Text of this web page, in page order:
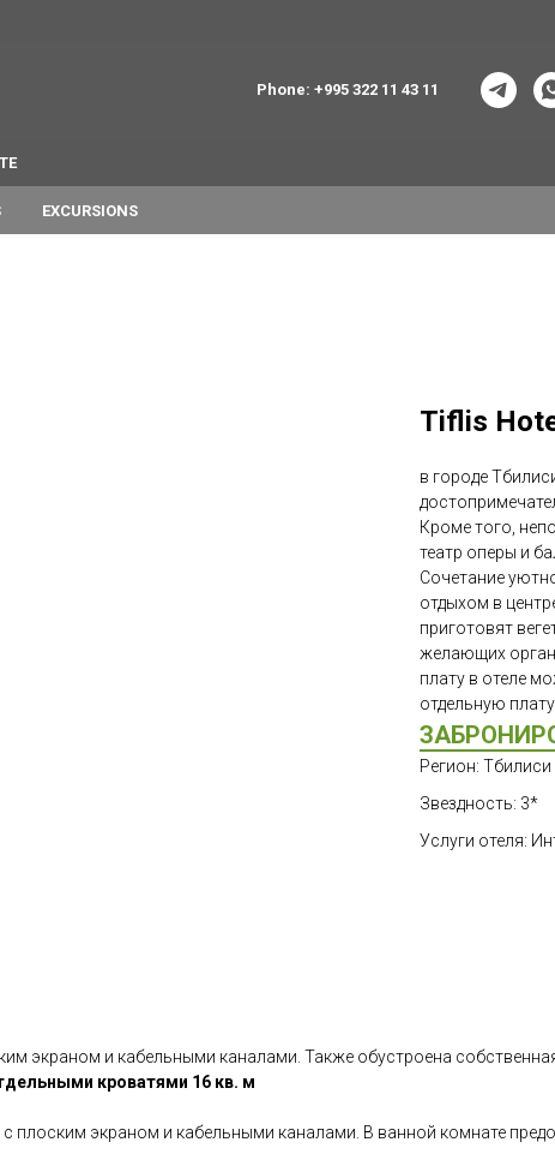
Phone: +995 322 11 43 11
EXCURSIONS
Tiflis
в городе
Кроме того,
театр оперы и
Сочетание
отдыхом в
приготовят
желающих
плату в отеле
отдельную
Регион: Тбилиси
Звездность: 3*
Услуги отеля:
экраном и кабельными каналами. Также обустроена
кроватями 16 кв. м
плоским экраном и кабельными каналами. В ванной комнате